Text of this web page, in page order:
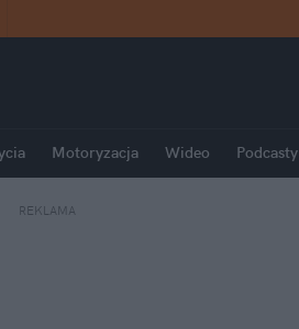
Motoryzacja Wideo Podcasty
REKLAMA